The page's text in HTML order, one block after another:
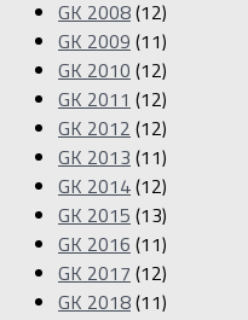
GK 2008(12)
GK 2009 (11)
GK 2010 (12)
GK 2011 (12)
GK 2012 (12)
GK 2013 (11)
GK 2014(12)
GK 2015 (13)
GK 2016 (11)
GK 2017 (12)
GK 2018(11)